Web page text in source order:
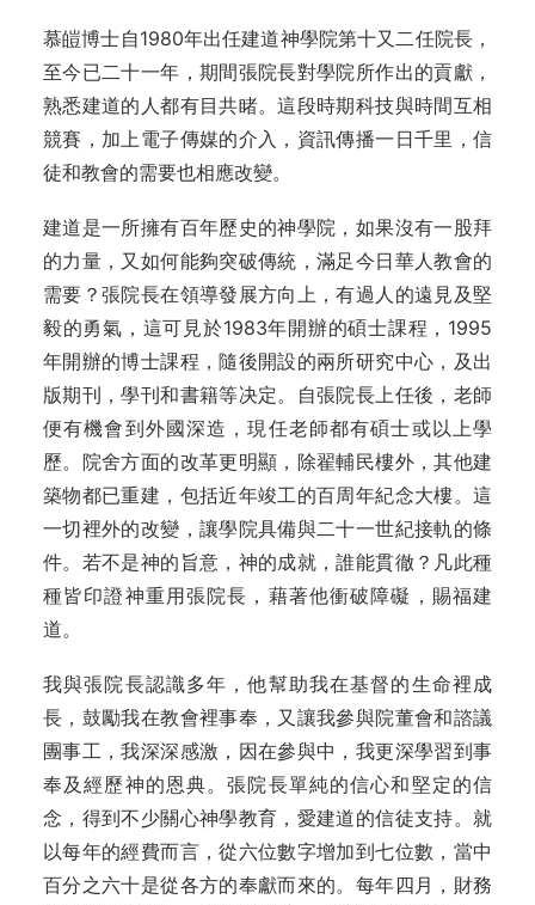
慕皚博士自1980年出任建道神學院第十又二任院長，
至今已二十一年，期間張院長對學院所作出的貢獻，
熟悉建道的人都有目共睹。這段時期科技與時間互相
競賽，加上電子傳媒的介入，資訊傳播一日千里，信
徒和教會的需要也相應改變。
建道是一所擁有百年歷史的神學院，如果沒有一股拜
的力量，又如何能夠突破傳統，滿足今日華人教會的
需要？張院長在領導發展方向上，有過人的遠見及堅
毅的勇氣，這可見於1983年開辦的碩士課程，1995
年開辦的博士課程，隨後開設的兩所研究中心，及出
版期刊，學刊和書籍等决定。自張院長上任後，老師
便有機會到外國深造，現任老師都有碩士或以上學
歷。院舍方面的改革更明顯，除翟輔民樓外，其他建
築物都已重建，包括近年竣工的百周年紀念大樓。這
一切裡外的改變，讓學院具備與二十一世紀接軌的條
件。若不是神的旨意，神的成就，誰能貫徹？凡此種
種皆印證神重用張院長，藉著他衝破障礙，賜福建
道。
我與張院長認識多年，他幫助我在基督的生命裡成
長，鼓勵我在教會裡事奉，又讓我參與院董會和諮議
團事工，我深深感激，因在參與中，我更深學習到事
奉及經歷神的恩典。張院長單純的信心和堅定的信
念，得到不少關心神學教育，愛建道的信徒支持。就
以每年的經費而言，從六位數字增加到七位數，當中
百分之六十是從各方的奉獻而來的。每年四月，財務